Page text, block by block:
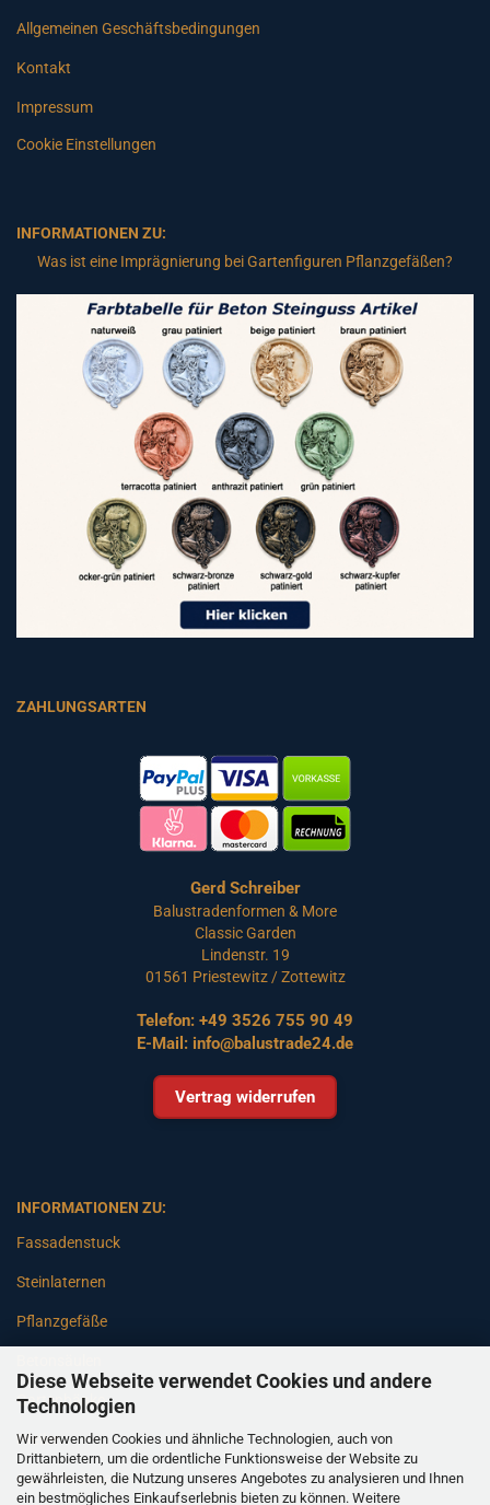
Diese Webseite verwendet Cookies und andere
Technologien
Wir verwenden Cookies und ähnliche Technologien, auch von
Drittanbietern, um die ordentliche Funktionsweise der Website zu
gewährleisten, die Nutzung unseres Angebotes zu analysieren und Ihnen
ein bestmögliches Einkaufserlebnis bieten zu können. Weitere
Allgemeinen Geschäftsbedingungen
Kontakt
Impressum
Cookie Einstellungen
INFORMATIONEN ZU:
Was ist eine Imprägnierung bei Gartenfiguren Pflanzgefäßen?
ZAHLUNGSARTEN
Gerd Schreiber
Balustradenformen & More
Classic Garden
Lindenstr. 19
01561 Priestewitz / Zottewitz
Telefon: +49 3526 755 90 49
E-Mail: info@balustrade24.de
Vertrag widerrufen
INFORMATIONEN ZU:
Fassadenstuck
Steinlaternen
Pflanzgefäße
Gartenbänke
Pfeiler
Gartenbrunnen